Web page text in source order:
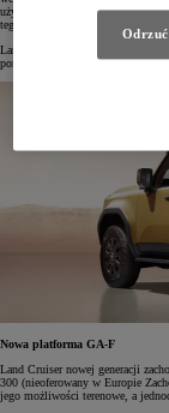
użytkowników ze wszystkich
tego modelu.
Land Cruiser to jeden z
ponad 11,3 mln egzemplarzy* w
Nowa platforma GA-F
Land Cruiser nowej generacji
300 (nieoferowany w Europie
jego możliwości terenowe, a